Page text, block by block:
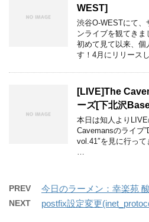
WEST]
渋谷O-WESTにて、
ンライブを観てき
初めて見て以来、個
す！4月にリリース
[LIVE]The
ーズ[下北沢
本日は知人より
Cavemansのライブ
vol.41″を見に行っ
PREV 今日のラーメン：幸楽苑
NEXT postfix設定変更